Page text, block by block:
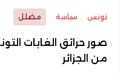
تونس سياسة مضلل
صور حرائق الغابات
من الجزائر